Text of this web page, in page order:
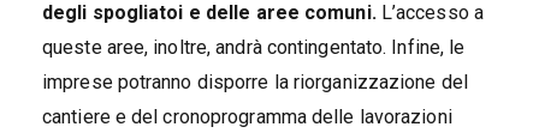
degli spogliatoi e delle aree comuni.L’accesso a
queste aree, inoltre, andrà contingentato. Infine, le
imprese potranno disporre la riorganizzazione del
cantiere e del cronoprogramma delle lavorazioni